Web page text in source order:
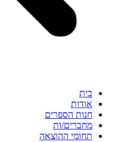
בית
אודות
חנות הספרים
מחברים/ות
תחומי ההוצאה